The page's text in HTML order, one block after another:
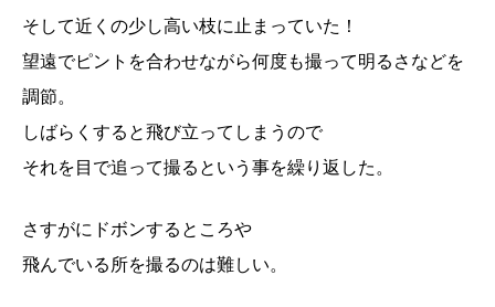
そして近くの少し高い枝に止まっていた！
望遠でピントを合わせながら何度も撮って明るさなどを
調節。
しばらくすると飛び立ってしまうので
それを目で追って撮るという事を繰り返した。
さすがにドボンするところや
飛んでいる所を撮るのは難しい。